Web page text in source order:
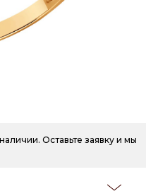
Оставьте заявку и мы